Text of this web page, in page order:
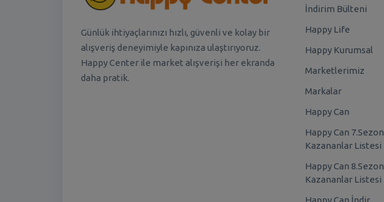
Günlük ihtiyaçlarınızı hızlı, güvenli ve kolay bir
alışveriş deneyimiyle kapınıza ulaştırıyoruz.
Happy Center ile market alışverişi her ekranda
daha pratik.
İndirim Bülteni
Happy Life
Happy Kurumsal
Marketlerimiz
Markalar
Happy Can
Happy Can 7.Sezon
Kazananlar Listesi
Happy Can 8.Sezon
Kazananlar Listesi
Happy Can İndir